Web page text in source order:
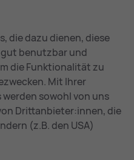
die dazu dienen, diese
benutzbar und
die Funktionalität zu
Mit Ihrer
sowohl von uns
Drittanbieter:innen, die
(z.B. den USA)